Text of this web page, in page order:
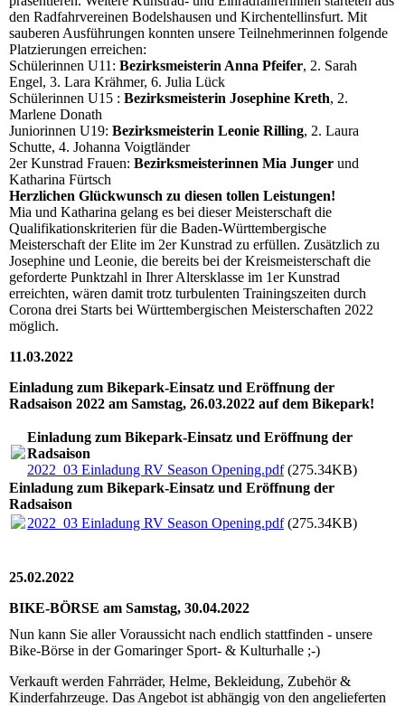
den Radfahrvereinen Bodelshausen und Kirchentellinsfurt. Mit
sauberen Ausführungen konnten unsere Teilnehmerinnen folgende
Platzierungen erreichen:
Schülerinnen U11: Bezirksmeisterin Anna Pfeifer, 2. Sarah
Engel, 3. Lara Krähmer, 6. Julia Lück
Schülerinnen U15 : Bezirksmeisterin Josephine Kreth, 2.
Marlene Donath
Juniorinnen U19: Bezirksmeisterin Leonie Rilling, 2. Laura
Schutte, 4. Johanna Voigtländer
2er Kunstrad Frauen: Bezirksmeisterinnen Mia Junger und
Katharina Fürtsch
Herzlichen Glückwunsch zu diesen tollen Leistungen!
Mia und Katharina gelang es bei dieser Meisterschaft die
Qualifikationskriterien für die Baden-Württembergische
Meisterschaft der Elite im 2er Kunstrad zu erfüllen. Zusätzlich zu
Josephine und Leonie, die bereits bei der Kreismeisterschaft die
geforderte Punktzahl in Ihrer Altersklasse im 1er Kunstrad
erreichten, wären damit trotz turbulenten Trainingszeiten durch
Corona drei Starts bei Württembergischen Meisterschaften 2022
möglich.
11.03.2022
Einladung zum Bikepark-Einsatz und Eröffnung der
Radsaison 2022 am Samstag, 26.03.2022 auf dem Bikepark!
Einladung zum Bikepark-Einsatz und Eröffnung der
Radsaison
2022_03 Einladung RV Season Opening.pdf(275.34KB)
Einladung zum Bikepark-Einsatz und Eröffnung der
Radsaison
2022_03 Einladung RV Season Opening.pdf(275.34KB)
25.02.2022
BIKE-BÖRSE am Samstag, 30.04.2022
Nun kann Sie aller Voraussicht nach endlich stattfinden - unsere
Bike-Börse in der Gomaringer Sport- & Kulturhalle ;-)
Verkauft werden Fahrräder, Helme, Bekleidung, Zubehör &
Kinderfahrzeuge. Das Angebot ist abhängig von den angelieferten